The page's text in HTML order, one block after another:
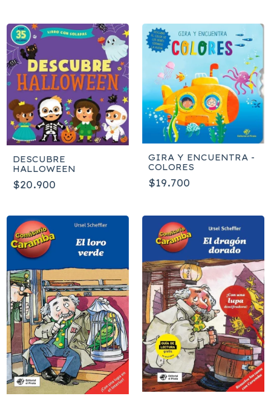
DESCUBRE
HALLOWEEN
$20.900
GIRA Y ENCUENTRA -
COLORES
$19.700